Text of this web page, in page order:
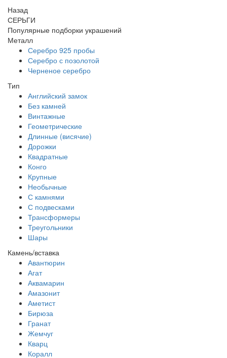
Назад
СЕРЬГИ
Популярные подборки украшений
Металл
Серебро 925 пробы
Серебро с позолотой
Черненое серебро
Тип
Английский замок
Без камней
Винтажные
Геометрические
Длинные (висячие)
Дорожки
Квадратные
Конго
Крупные
Необычные
С камнями
С подвесками
Трансформеры
Треугольники
Шары
Камень/вставка
Авантюрин
Агат
Аквамарин
Амазонит
Аметист
Бирюза
Гранат
Жемчуг
Кварц
Коралл